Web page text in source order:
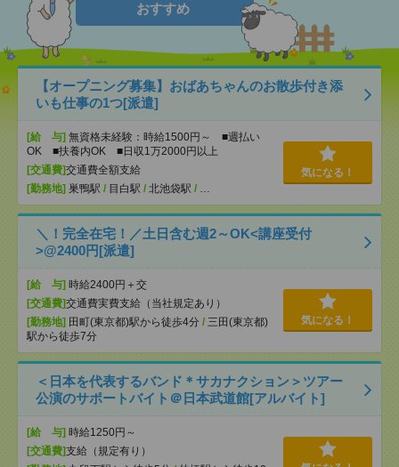
おすすめ
【オープニング募集】おばあちゃんのお散歩付き添
いも仕事の1つ[派遣]
[給 与] 無資格未経験：時給1500円～ ■週払い
OK ■扶養内OK ■日収1万2000円以上
[交通費]交通費全額支給
[勤務地] 巣鴨駅 / 目白駅 / 北池袋駅 / …
気になる！
＼！完全在宅！／土日含む週2～OK<講座受付
>@2400円[派遣]
[給 与] 時給2400円＋交
[交通費]交通費実費支給（当社規定あり）
[勤務地] 田町(東京都)駅から徒歩4分 / 三田(東京都)
駅から徒歩7分
気になる！
＜日本を代表するバンド＊サカナクション＞ツアー
公演のサポートバイト＠日本武道館[アルバイト]
[給 与] 時給1250円～
[交通費]支給（規定有り）